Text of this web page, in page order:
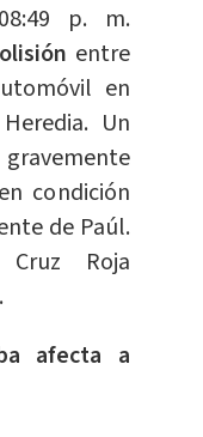
p. m.
entre
en
Un
condición
de Paúl.
Roja
afecta a